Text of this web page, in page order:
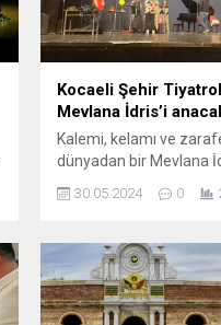
Kocaeli Şehir
Mevlana İdris’i
Kalemi, kelamı ve
dünyadan bir Mevlana
Kocaeli Büyükşehir
ve Dünya Çocuk
KOCAELİ (İGFA) –
Büyükşehir Belediyesi,
kelamı ve zarafeti ile
Edebiyatına iz
30.05.2024 0